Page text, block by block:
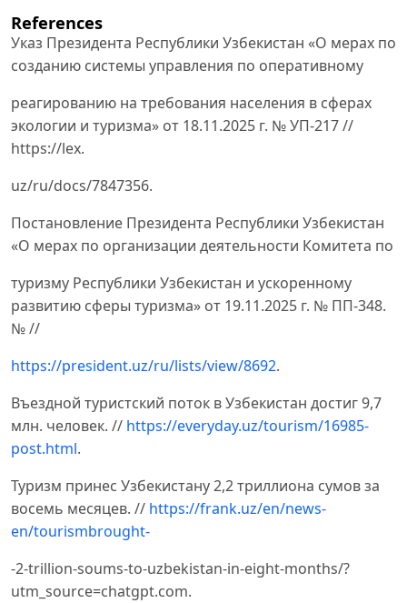
References
Указ Президента Республики Узбекистан «О мерах по
созданию системы управления по оперативному
реагированию на требования населения в сферах
экологии и туризма» от 18.11.2025 г. № УП-217 //
https://lex.
uz/ru/docs/7847356.
Постановление Президента Республики Узбекистан
«О мерах по организации деятельности Комитета по
туризму Республики Узбекистан и ускоренному
развитию сферы туризма» от 19.11.2025 г. № ПП-348.
№ //
https://president.uz/ru/lists/view/8692.
Въездной туристский поток в Узбекистан достиг 9,7
млн. человек. // https://everyday.uz/tourism/16985-
post.html.
Туризм принес Узбекистану 2,2 триллиона сумов за
восемь месяцев. // https://frank.uz/en/news-
en/tourismbrought-
-2-trillion-soums-to-uzbekistan-in-eight-months/?
utm_source=chatgpt.com.